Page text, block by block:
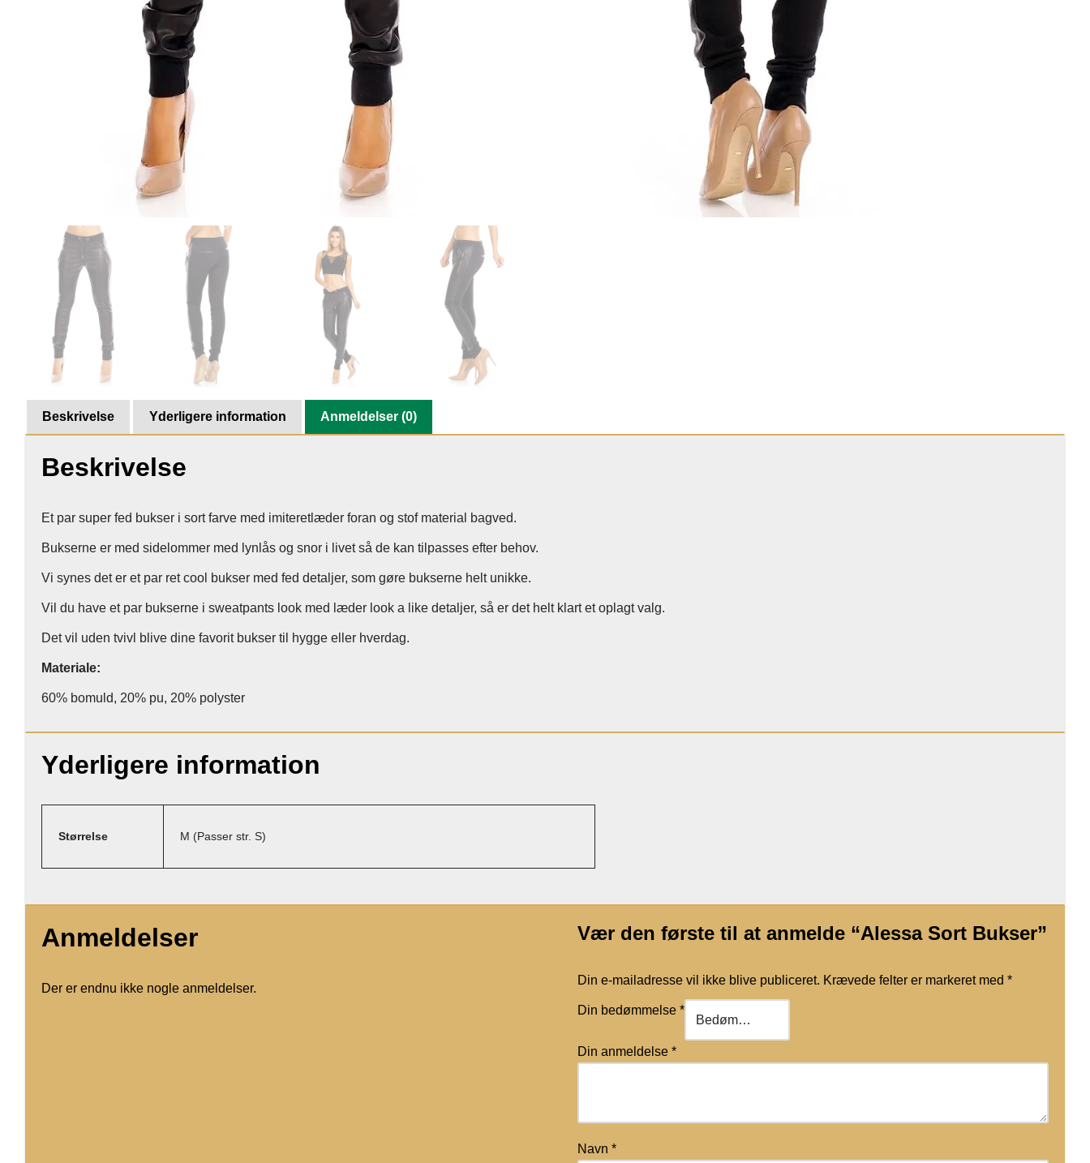
Beskrivelse Yderligere information Anmeldelser (0)
Beskrivelse
Et par super fed bukser i sort farve med imiteretlæder foran og stof material bagved.
Bukserne er med sidelommer med lynlås og snor i livet så de kan tilpasses efter behov.
Vi synes det er et par ret cool bukser med fed detaljer, som gøre bukserne helt unikke.
Vil du have et par bukserne i sweatpants look med læder look a like detaljer, så er det helt klart et oplagt valg.
Det vil uden tvivl blive dine favorit bukser til hygge eller hverdag.
Materiale:
60% bomuld, 20% pu, 20% polyster
Yderligere information
Størrelse M (Passer str. S)
Anmeldelser
Der er endnu ikke nogle anmeldelser.
Vær den første til at anmelde “Alessa Sort Bukser”
Din e-mailadresse vil ikke blive publiceret. Krævede felter er markeret med *
Din bedømmelse *
Din anmeldelse *
Navn *